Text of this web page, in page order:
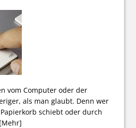
vom Computer oder der
als man glaubt. Denn wer
schiebt oder durch
[Mehr]